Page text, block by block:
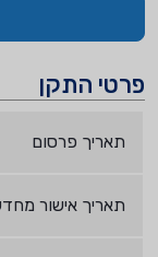
פרטי התקן
תאריך פרסום
תאריך אישור